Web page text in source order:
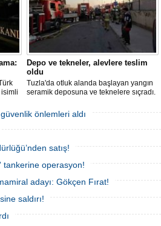
ve
Depo ve tekneler, alevlere teslim
oldu
Tuzla'da otluk alanda başlayan yangın
seramik deposuna ve teknelere sıçradı.
alevleri kontrol altına aldı.
önlemleri aldı
satış!
tankerine operasyon!
adayı: Gökçen Fırat!
saldırı!